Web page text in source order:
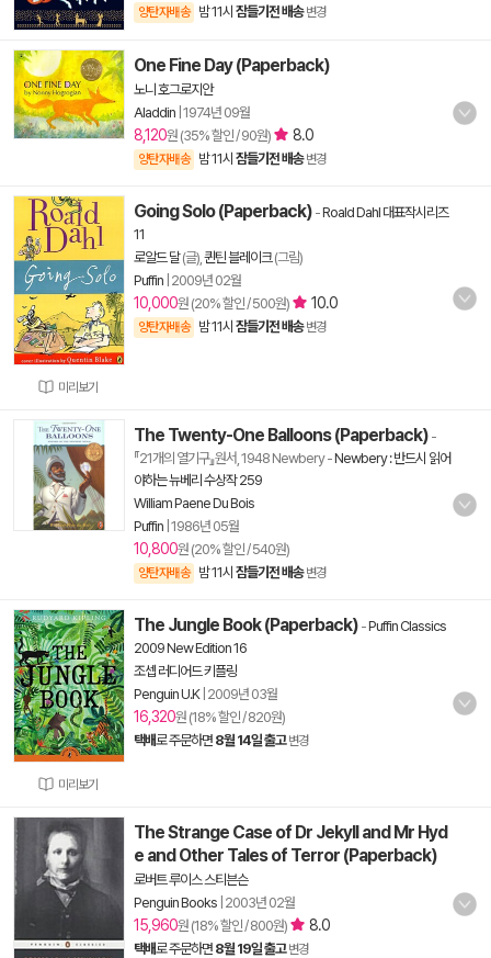
양탄자배송 밤 11시 잠들기전 배송 변경
One Fine Day (Paperback)
노니 호그로지안
Aladdin 1974년 09월
8,120원 (35% 할인 / 90원) 8.0
양탄자배송 밤 11시 잠들기전 배송 변경
미리보기
Going Solo (Paperback) -Roald Dahl 대표작시리즈
11
로알드 달(글), 퀸틴 블레이크(그림)
Puffin 2009년 02월
10,000원 (20% 할인 / 500원) 10.0
양탄자배송 밤 11시 잠들기전 배송 변경
The Twenty-One Balloons (Paperback) -
『21개의 열기구』원서, 1948 Newbery-Newbery : 반드시 읽어
야하는 뉴베리 수상작 259
William Paene Du Bois
Puffin 1986년 05월
10,800원 (20% 할인 / 540원)
양탄자배송 밤 11시 잠들기전 배송 변경
미리보기
The Jungle Book (Paperback) -Puffin Classics
2009 New Edition 16
조셉 러디어드 키플링
Penguin U.K| 2009년 03월
16,320원 (18% 할인 / 820원)
택배로 주문하면 8월 14일 출고 변경
The Strange Case of Dr Jekyll and Mr Hyd
e and Other Tales of Terror (Paperback)
로버트 루이스 스티븐슨
Penguin Books 2003년 02월
15,960원 (18% 할인 / 800원) 8.0
택배로 주문하면 8월 19일 출고 변경